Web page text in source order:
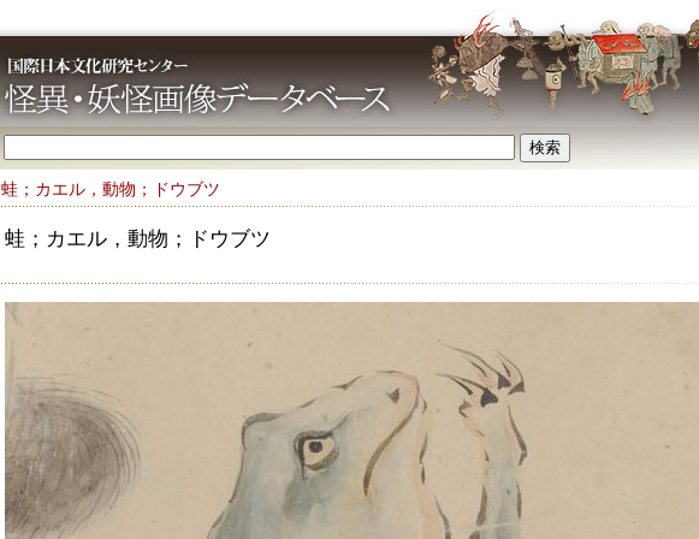
蛙；カエル，動物；ドウブツ
蛙；カエル，動物；ドウブツ